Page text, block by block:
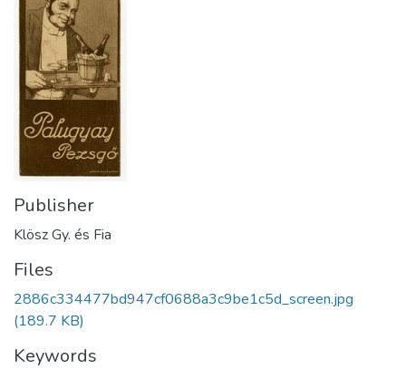
Publisher
Klösz Gy. és Fia
Files
2886c334477bd947cf0688a3c9be1c5d_screen.jpg
(189.7 KB)
Keywords